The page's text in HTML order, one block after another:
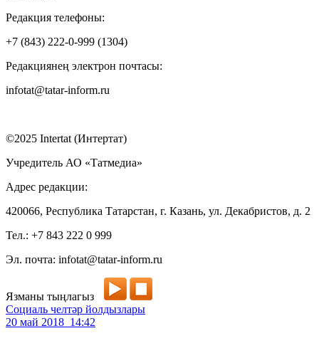
Редакция телефоны:
+7 (843) 222-0-999 (1304)
Редакциянең электрон почтасы:
infotat@tatar-inform.ru
©2025 Intertat (Интертат)
Учредитель АО «Татмедиа»
Адрес редакции:
420066, Республика Татарстан, г. Казань, ул. Декабристов, д. 2
Тел.: +7 843 222 0 999
Эл. почта: infotat@tatar-inform.ru
Язманы тыңлагыз
Социаль челтәр йолдызлары
20 май 2018 14:42